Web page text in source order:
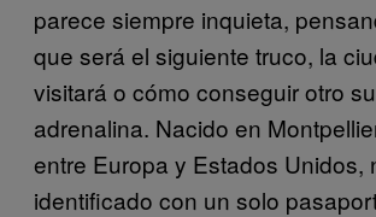
parece siempre inquieta,
que será el siguiente truco, la
visitará o cómo conseguir otro
adrenalina. Nacido en
entre Europa y Estados Unidos,
identificado con un solo